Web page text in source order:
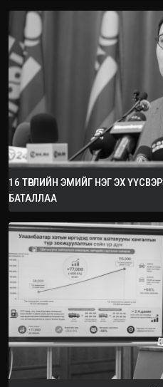
16 ТӨРЛИЙН ЭМИЙГ НЭГ ЭХ
БАТАЛЛАА